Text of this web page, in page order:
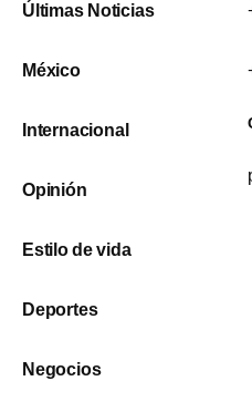
Últimas Noticias
México
Internacional
Opinión
Estilo de vida
Deportes
Negocios